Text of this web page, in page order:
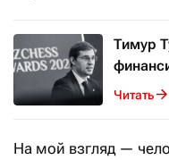
Тимур
Читать
На мой взгляд —